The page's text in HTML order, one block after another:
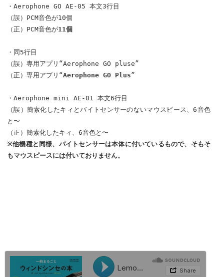
・Aerophone GO AE-05 本文3行目
（誤）PCM音色が10個
（正）PCM音色が11個
・同5行目
（誤）専用アプリ“Aerophone GO pluse”
（正）専用アプリ“Aerophone GO Plus”
・Aerophone mini AE-01 本文6行目
（誤）簡素化したキィとバイトセンサーのないマウスピース、6音色
と〜
（正）簡素化したキィ、6音色と〜
※他機種と同様、バイトセンサーは本体に付いているもので、そもそ
もマウスピースには付いておりません。